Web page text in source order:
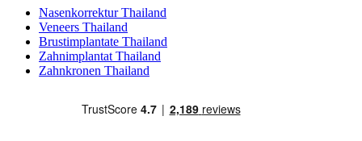
Nasenkorrektur Thailand
Veneers Thailand
Brustimplantate Thailand
Zahnimplantat Thailand
Zahnkronen Thailand